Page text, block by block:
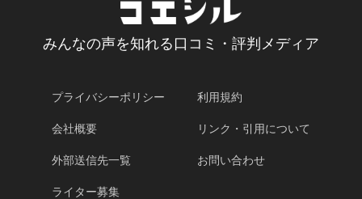
みんなの声を知れる口コミ・評判メディア
プライバシーポリシー 利用規約
会社概要 リンク・引用について
外部送信先一覧 お問い合わせ
ライター募集